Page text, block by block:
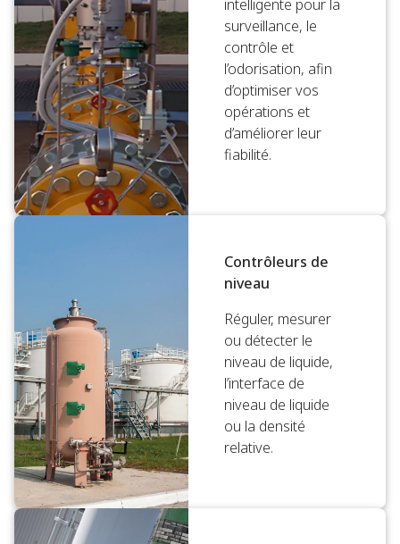
intelligente pour la
surveillance, le
contrôle et
l’odorisation, afin
d’optimiser vos
opérations et
d’améliorer leur
fiabilité.
Contrôleurs de
niveau
Réguler, mesurer
ou détecter le
niveau de liquide,
l’interface de
niveau de liquide
ou la densité
relative.